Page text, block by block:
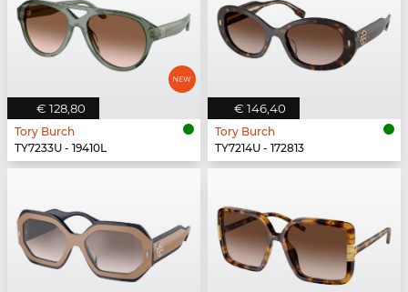
€ 128,80
Tory Burch
TY7233U - 19410L
€ 146,40
Tory Burch
TY7214U - 172813